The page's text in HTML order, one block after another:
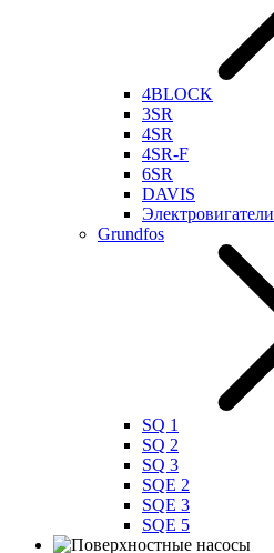
4BLOCK
3SR
4SR
4SR-F
6SR
DAVIS
Электровигатели
Grundfos
SQ 1
SQ 2
SQ 3
SQE 2
SQE 3
SQE 5